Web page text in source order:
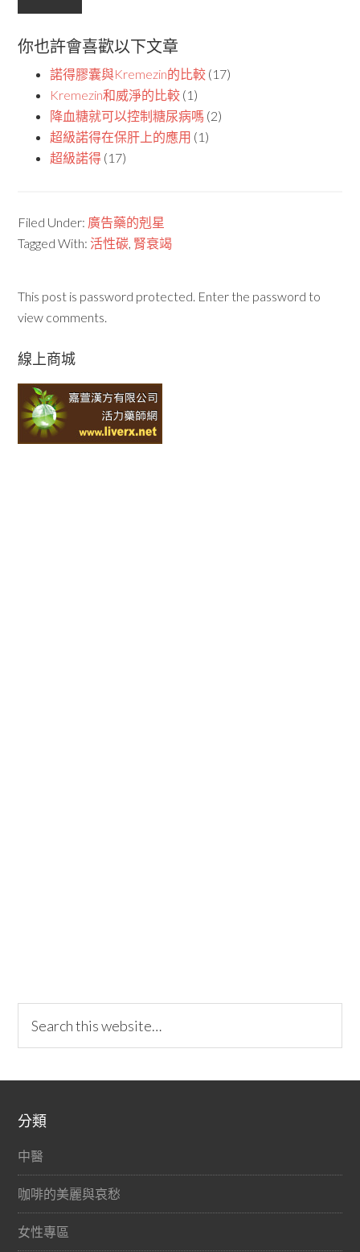
你也許會喜歡以下文章
諾得膠囊與Kremezin的比較 (17)
Kremezin和威淨的比較 (1)
降血糖就可以控制糖尿病嗎 (2)
超級諾得在保肝上的應用 (1)
超級諾得 (17)
Filed Under: 廣告藥的剋星
Tagged With: 活性碳, 腎衰竭
This post is password protected. Enter the password to
view comments.
線上商城
分類
中醫
咖啡的美麗與哀愁
女性專區